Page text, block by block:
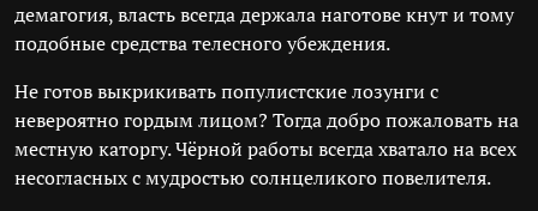
демагогия, власть всегда держала наготове кнут и тому
подобные средства телесного убеждения.
Не готов выкрикивать популистские лозунги с
невероятно гордым лицом? Тогда добро пожаловать на
местную каторгу. Чёрной работы всегда хватало на всех
несогласных с мудростью солнцеликого повелителя.